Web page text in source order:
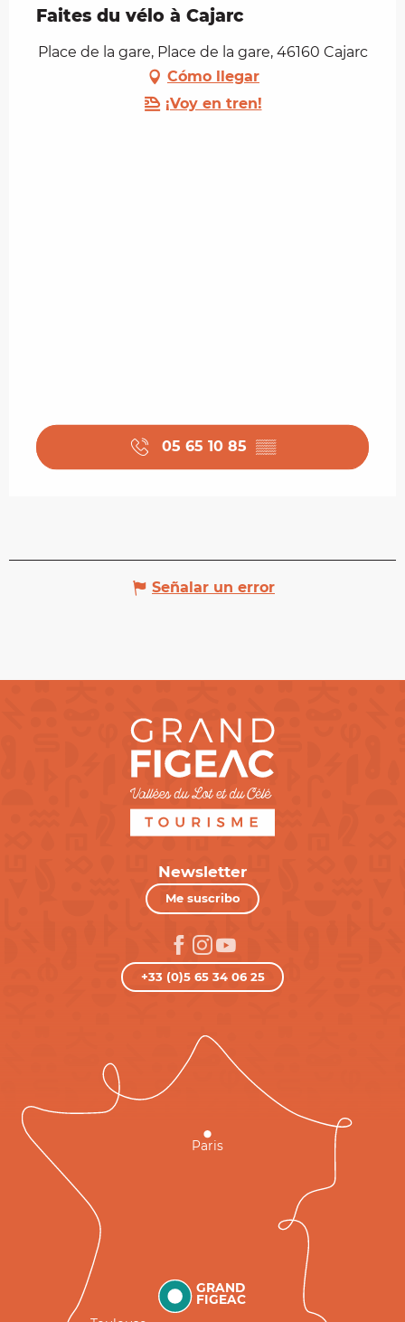
Faites du vélo à Cajarc
Place de la gare, Place de la gare, 46160 Cajarc
Cómo llegar
¡Voy en tren!
05 65 10 85 ▒▒
Señalar un error
Newsletter
Me suscribo
+33 (0)5 65 34 06 25
GRAND
FIGEAC
Paris